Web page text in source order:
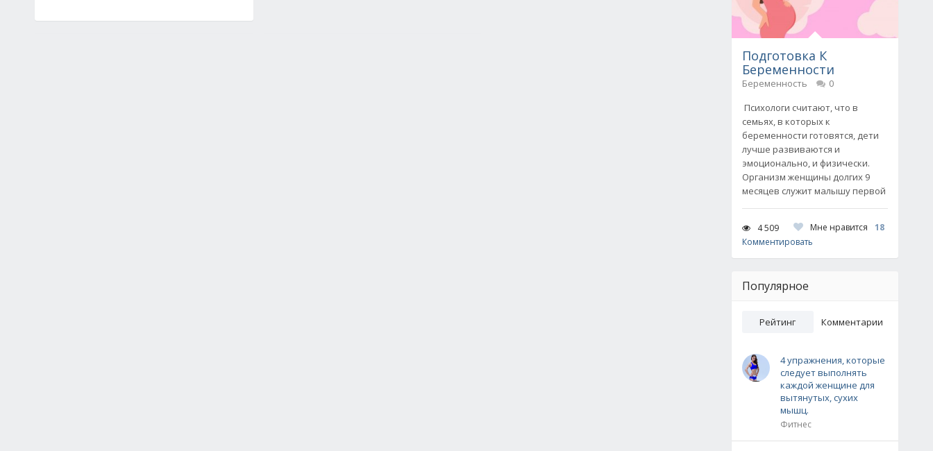
Подготовка К
Беременности
Беременность
0
Психологи считают, что в
семьях, в которых к
беременности готовятся, дети
лучше развиваются и
эмоционально, и физически.
Организм женщины долгих 9
месяцев служит малышу первой
4 509 Мне нравится
18
Комментировать
Популярное
Рейтинг Комментарии
4 упражнения, которые
следует выполнять
каждой женщине для
вытянутых, сухих
мышц.
Фитнес